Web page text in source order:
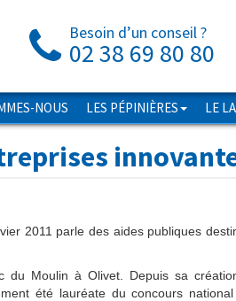
Besoin d’un conseil ?
02 38 69 80 80
NOUS LES PÉPINIÈRES LE
2011 parle des aides publiques
du Moulin à Olivet. Depuis sa
été lauréate du concours